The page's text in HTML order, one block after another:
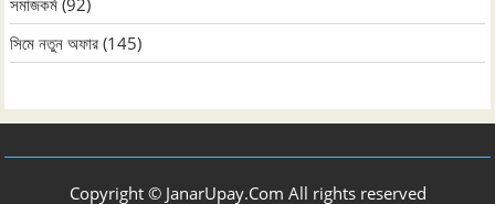
সিমে নতুন ‍অফার (145)
Copyright © JanarUpay.Com All rights reserved